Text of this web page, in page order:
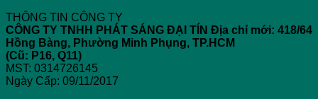
Chiếu
Sáng
Điện
Sử
Dụng
Pickleball
THÔNG TIN CÔNG TY
CÔNG TY TNHH PHÁT SÁNG ĐẠI TÍN Địa chỉ mới: 418/64
Hồng Bàng, Phường Minh Phụng, TP.HCM
(Cũ: P16, Q11)
MST: 0314726145
Ngày Cấp: 09/11/2017